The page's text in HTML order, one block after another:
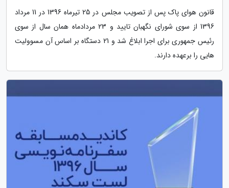
قانون هوای پاک پس از تصویب مجلس در 25 تیرماه 1396 در 11 مرداد
1396 از سوی شورای نگهبان تایید و 23 مردادماه همان سال از سوی
رئیس جمهوری برای اجرا ابلاغ شد و 21 دستگاه بر اساس آن مسوولیت
هایی را برعهده دارند.